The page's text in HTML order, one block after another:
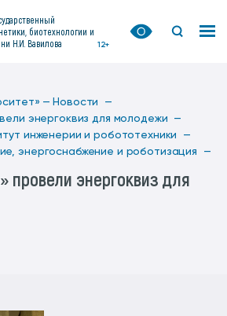
биотехнологии и
Н.И. Вавилова
12+
— Новости —
энергоквиз для молодежи —
инженерии и робототехники —
энергоснабжение и роботизация —
провели энергоквиз для